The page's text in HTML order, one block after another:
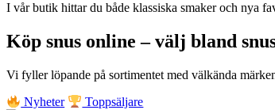
I vår butik hittar du både klassiska smaker och nya
Köp snus online – välj bland
Vi fyller löpande på sortimentet med välkända
Nyheter Toppsäljare